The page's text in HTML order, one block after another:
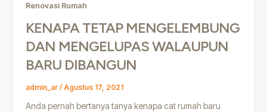
Renovasi Rumah
KENAPA TETAP MENGELEMBUNG
DAN MENGELUPAS WALAUPUN
BARU DIBANGUN
admin_ar / Agustus 17, 2021
Anda pernah bertanya tanya kenapa cat rumah baru